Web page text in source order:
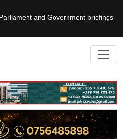
and Government briefings